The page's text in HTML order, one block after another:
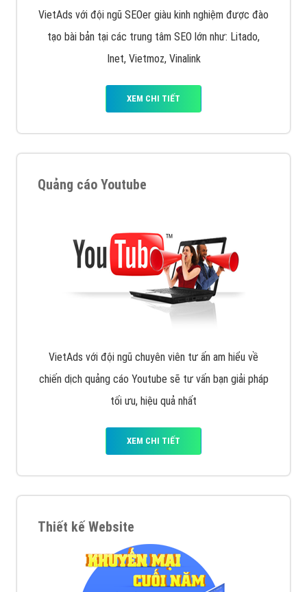
VietAds với đội ngũ SEOer giàu kinh nghiệm được đào
tạo bài bản tại các trung tâm SEO lớn như: Litado,
Inet, Vietmoz, Vinalink
XEM CHI TIẾT
Quảng cáo Youtube
VietAds với đội ngũ chuyên viên tư ấn am hiểu về
chiến dịch quảng cáo Youtube sẽ tư vấn bạn giải pháp
tối ưu, hiệu quả nhất
XEM CHI TIẾT
Thiết kế Website